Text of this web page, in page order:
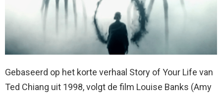
Gebaseerd op het korte verhaal Story of Your Life van
Ted Chiang uit 1998, volgt de film Louise Banks (Amy